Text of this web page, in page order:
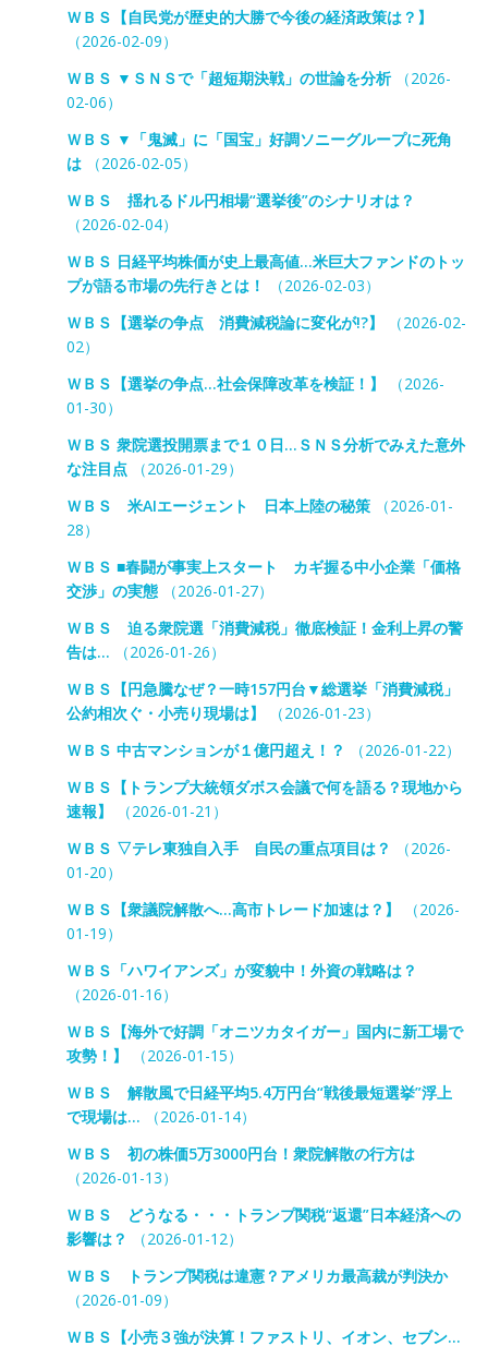
ＷＢＳ【自民党が歴史的大勝で今後の経済政策は？】
（2026-02-09）
ＷＢＳ ▼ＳＮＳで「超短期決戦」の世論を分析（2026-
02-06）
ＷＢＳ ▼「鬼滅」に「国宝」好調ソニーグループに死角
は（2026-02-05）
ＷＢＳ 揺れるドル円相場“選挙後”のシナリオは？
（2026-02-04）
ＷＢＳ 日経平均株価が史上最高値…米巨大ファンドのトッ
プが語る市場の先行きとは！
（2026-02-03）
ＷＢＳ【選挙の争点 消費減税論に変化が!?】
（2026-02-
02）
ＷＢＳ【選挙の争点…社会保障改革を検証！】
（2026-
01-30）
ＷＢＳ 衆院選投開票まで１０日…ＳＮＳ分析でみえた意外
な注目点（2026-01-29）
ＷＢＳ 米AIエージェント 日本上陸の秘策（2026-01-
28）
ＷＢＳ ■春闘が事実上スタート カギ握る中小企業「価格
交渉」の実態（2026-01-27）
ＷＢＳ 迫る衆院選「消費減税」徹底検証！金利上昇の警
告は… （2026-01-26）
ＷＢＳ【円急騰なぜ？一時157円台▼総選挙「消費減税」
公約相次ぐ・小売り現場は】
（2026-01-23）
ＷＢＳ 中古マンションが１億円超え！？
（2026-01-22）
ＷＢＳ【トランプ大統領ダボス会議で何を語る？現地から
速報】
（2026-01-21）
ＷＢＳ ▽テレ東独自入手 自民の重点項目は？
（2026-
01-20）
ＷＢＳ【衆議院解散へ…高市トレード加速は？】
（2026-
01-19）
ＷＢＳ「ハワイアンズ」が変貌中！外資の戦略は？
（2026-01-16）
ＷＢＳ【海外で好調「オニツカタイガー」国内に新工場で
攻勢！】
（2026-01-15）
ＷＢＳ 解散風で日経平均5.4万円台“戦後最短選挙”浮上
で現場は… （2026-01-14）
ＷＢＳ 初の株価5万3000円台！衆院解散の行方は
（2026-01-13）
ＷＢＳ どうなる・・・トランプ関税“返還”日本経済への
影響は？
（2026-01-12）
ＷＢＳ トランプ関税は違憲？アメリカ最高裁が判決か
（2026-01-09）
ＷＢＳ【小売３強が決算！ファストリ、イオン、セブン…